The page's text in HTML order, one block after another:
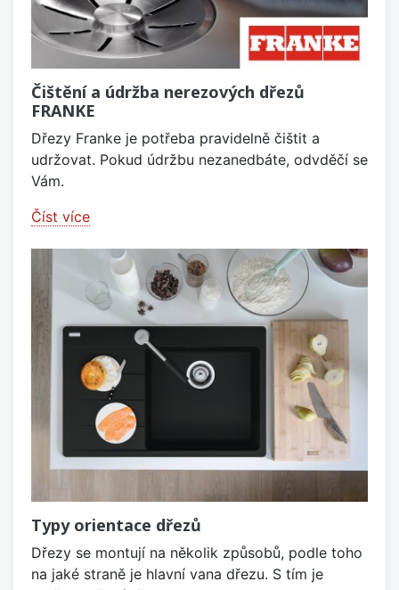
Čištění a údržba nerezových dřezů
FRANKE
Dřezy Franke je potřeba pravidelně čištit a
udržovat. Pokud údržbu nezanedbáte, odvděčí se
Vám.
Číst více
Typy orientace dřezů
Dřezy se montují na několik způsobů, podle toho
na jaké straně je hlavní vana dřezu. S tím je